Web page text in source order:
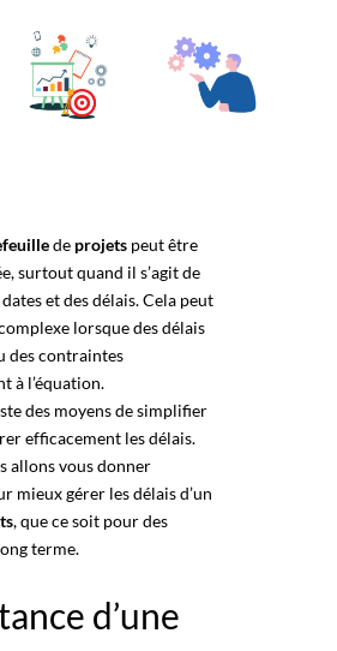
de projets peut être
surtout quand il s’agit de
et desdélais. Cela peut
lorsque des délais
des contraintes
à l’équation.
des moyens de simplifier
efficacement les délais.
allons vous donner
mieux gérer les délais d’un
, que ce soit pour des
terme.
d’une